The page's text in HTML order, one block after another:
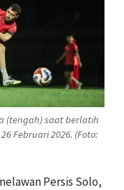
(tengah) saat berlatih
Februari 2026. (Foto:
Persis Solo,